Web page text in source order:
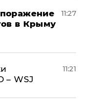
в Крыму
11:27
– WSJ
11:21